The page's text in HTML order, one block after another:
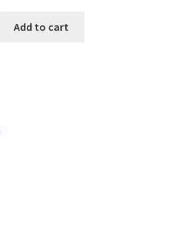
Add to cart